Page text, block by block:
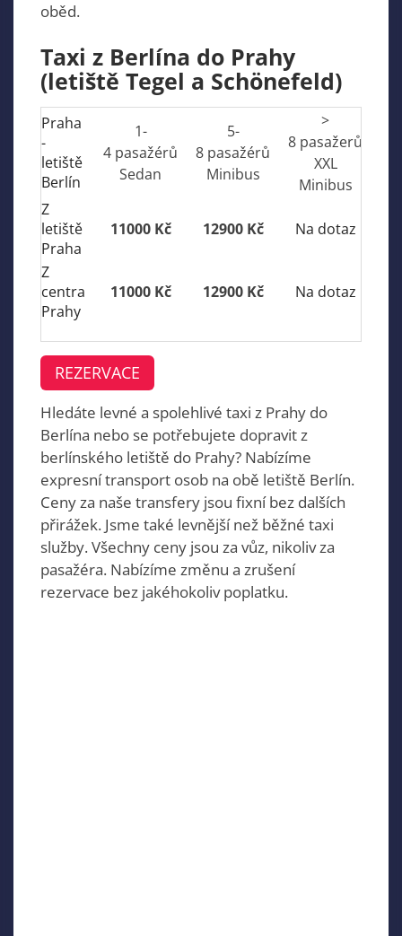
oběd.
Taxi z Berlína do Prahy
(letiště Tegel a Schönefeld)
Praha
-
letiště
Berlín
1-
4 pasažérů
Sedan
5-
8 pasažérů
Minibus
>
8 pasažerů
XXL
Minibus
Z
letiště
Praha
11000 Kč 12900 Kč Na dotaz
Z
centra
Prahy
11000 Kč 12900 Kč Na dotaz
REZERVACE
Hledáte levné a spolehlivé taxi z Prahy do
Berlína nebo se potřebujete dopravit z
berlínského letiště do Prahy? Nabízíme
expresní transport osob na obě letiště Berlín.
Ceny za naše transfery jsou fixní bez dalších
přirážek. Jsme také levnější než běžné taxi
služby. Všechny ceny jsou za vůz, nikoliv za
pasažéra. Nabízíme změnu a zrušení
rezervace bez jakéhokoliv poplatku.